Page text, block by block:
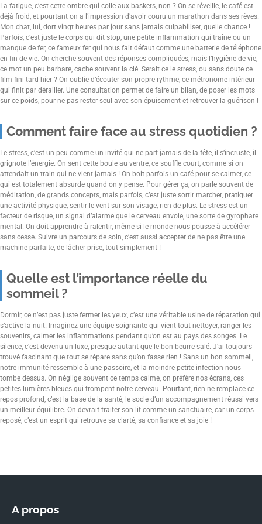
La fatigue, c’est cette ombre qui colle aux baskets, non ? On se réveille, le café est
déjà froid, et pourtant on a l’impression d’avoir couru un marathon dans ses rêves.
Mon chat, lui, dort vingt heures par jour sans jamais culpabiliser, quelle chance !
Parfois, c’est juste le corps qui dit stop, une petite inflammation qui traîne ou un
manque de fer, ce fameux fer qui nous fait défaut comme une batterie de téléphone
en fin de vie. On cherche souvent des réponses compliquées, mais l’hygiène de vie,
ce mot un peu barbare, cache souvent la clé. Serait ce le stress, ou sans doute ce
film fini tard hier ? On oublie d’écouter son propre rythme, ce métronome intérieur
qui finit par dérailler. Une consultation permet de faire un bilan, de poser les mots
sur ce poids, pour ne pas rester seul avec son épuisement et retrouver la guérison !
Comment faire face au stress quotidien ?
Le stress, c’est un peu comme un invité qui ne part jamais de la fête, il s’incruste, il
grignote l’énergie. On sent cette boule au ventre, ce souffle court, comme si on
attendait un train qui ne vient jamais ! On boit parfois un café pour se calmer, ce
qui est totalement absurde quand on y pense. Pour gérer ça, on parle souvent de
méditation, de grands concepts, mais parfois, c’est juste sortir marcher, pratiquer
une activité physique, sentir le vent sur son visage, rien de plus. Le stress est un
facteur de risque, un signal d’alarme que le cerveau envoie, une sorte de gyrophare
mental. On doit apprendre à ralentir, même si le monde nous pousse à accélérer
sans cesse. Suivre un parcours de soin, c’est aussi accepter de ne pas être une
machine parfaite, de lâcher prise, tout simplement !
Quelle est l’importance réelle du
sommeil ?
Dormir, ce n’est pas juste fermer les yeux, c’est une véritable usine de réparation qui
s’active la nuit. Imaginez une équipe soignante qui vient tout nettoyer, ranger les
souvenirs, calmer les inflammations pendant qu’on est au pays des songes. Le
silence, c’est devenu un luxe, presque autant que le bon beurre salé. J’ai toujours
trouvé fascinant que tout se répare sans qu’on fasse rien ! Sans un bon sommeil,
notre immunité ressemble à une passoire, et la moindre petite infection nous
tombe dessus. On néglige souvent ce temps calme, on préfère nos écrans, ces
petites lumières bleues qui trompent notre cerveau. Pourtant, rien ne remplace ce
repos profond, c’est la base de la santé, le socle d’un accompagnement réussi vers
un meilleur équilibre. On devrait traiter son lit comme un sanctuaire, car un corps
reposé, c’est un esprit qui retrouve sa clarté, sa confiance et sa joie !
A propos